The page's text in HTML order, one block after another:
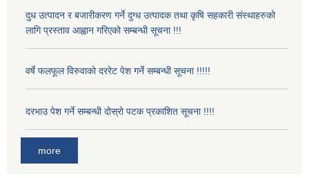
दुध उत्पादन र बजारीकरण गर्ने दुग्ध उत्पादक तथा कृषि सहकारी संस्थाहरुको
लागि प्रस्ताव आह्वान गरिएको सम्बन्धी सूचना !!!
वर्षे फलफूल विरुवाको दररेट पेश गर्ने सम्बन्धी सूचना !!!!!
दरभाउ पेश गर्ने सम्बन्धी दोस्रो पटक प्रकाशित सूचना !!!!
more